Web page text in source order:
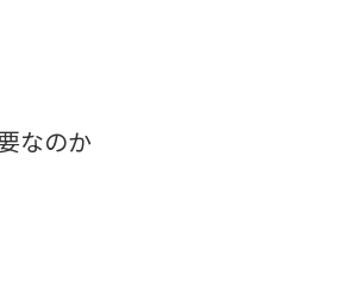
なのか